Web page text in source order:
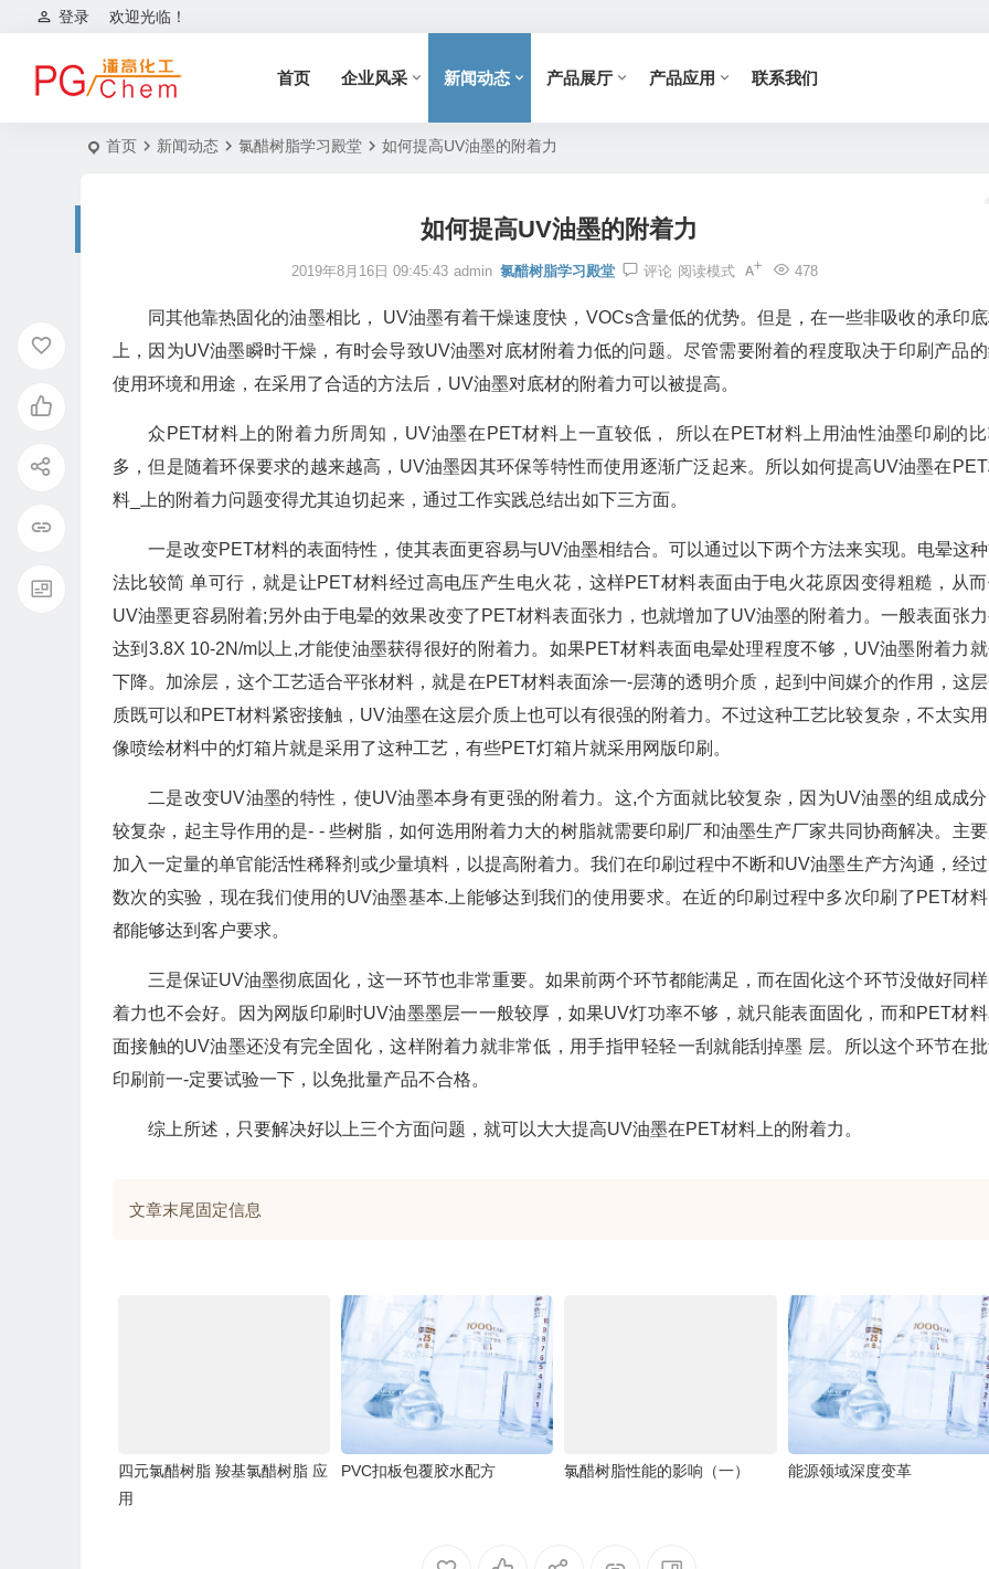
欢迎光临！
登录
首页 企业风采 新闻动态 产品展厅 产品应用 联系我们
首页 新闻动态 氯醋树脂学习殿堂 如何提高UV油墨的附着力
如何提高UV油墨的附着力
2019年8月16日 09:45:43 admin 氯醋树脂学习殿堂 评论 478
阅读模式
同其他靠热固化的油墨相比， UV油墨有着干燥速度快，VOCs含量低的优势。但是，在一些非吸收的承印
上，因为UV油墨瞬时干燥，有时会导致UV油墨对底材附着力低的问题。尽管需要附着的程度取决于印刷产品
使用环境和用途，在采用了合适的方法后，UV油墨对底材的附着力可以被提高。
众PET材料上的附着力所周知，UV油墨在PET材料上一直较低， 所以在PET材料上用油性油墨印刷的
多，但是随着环保要求的越来越高，UV油墨因其环保等特性而使用逐渐广泛起来。所以如何提高UV油墨在
料_上的附着力问题变得尤其迫切起来，通过工作实践总结出如下三方面。
一是改变PET材料的表面特性，使其表面更容易与UV油墨相结合。可以通过以下两个方法来实现。电晕这
法比较简 单可行，就是让PET材料经过高电压产生电火花，这样PET材料表面由于电火花原因变得粗糙，从
UV油墨更容易附着;另外由于电晕的效果改变了PET材料表面张力，也就增加了UV油墨的附着力。一般表面张
达到3.8X 10-2N/m以上,才能使油墨获得很好的附着力。如果PET材料表面电晕处理程度不够，UV油墨附着力
下降。加涂层，这个工艺适合平张材料，就是在PET材料表面涂一-层薄的透明介质，起到中间媒介的作用，这
质既可以和PET材料紧密接触，UV油墨在这层介质上也可以有很强的附着力。不过这种工艺比较复杂，不太实
像喷绘材料中的灯箱片就是采用了这种工艺，有些PET灯箱片就采用网版印刷。
二是改变UV油墨的特性，使UV油墨本身有更强的附着力。这,个方面就比较复杂，因为UV油墨的组成成
较复杂，起主导作用的是- - 些树脂，如何选用附着力大的树脂就需要印刷厂和油墨生产厂家共同协商解决。主
加入一定量的单官能活性稀释剂或少量填料，以提高附着力。我们在印刷过程中不断和UV油墨生产方沟通，经
数次的实验，现在我们使用的UV油墨基本.上能够达到我们的使用要求。在近的印刷过程中多次印刷了PET材
都能够达到客户要求。
三是保证UV油墨彻底固化，这一环节也非常重要。如果前两个环节都能满足，而在固化这个环节没做好同
着力也不会好。因为网版印刷时UV油墨墨层一一般较厚，如果UV灯功率不够，就只能表面固化，而和PET材
面接触的UV油墨还没有完全固化，这样附着力就非常低，用手指甲轻轻一刮就能刮掉墨 层。所以这个环节在
印刷前一-定要试验一下，以免批量产品不合格。
综上所述，只要解决好以上三个方面问题，就可以大大提高UV油墨在PET材料上的附着力。
文章末尾固定信息
四元氯醋树脂 羧基氯醋树脂 应
用
PVC扣板包覆胶水配方 氯醋树脂性能的影响（一） 能源领域深度变革